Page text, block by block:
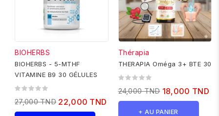
BIOHERBS
BIOHERBS - 5-MTHF
VITAMINE B9 30 GÉLULES
27,000 TND 22,000 TND
Thérapia
THERAPIA Oméga 3+ BTE 30
24,000 TND 18,000 TND
+ AU PANIER